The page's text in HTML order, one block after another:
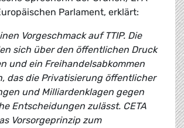
Parlament, erklärt:
Vorgeschmack auf TTIP. Die
sich über den öffentlichen Druck
und ein Freihandelsabkommen
das die Privatisierung öffentlicher
und Milliardenklagen gegen
Entscheidungen zulässt. CETA
Vorsorgeprinzip zum